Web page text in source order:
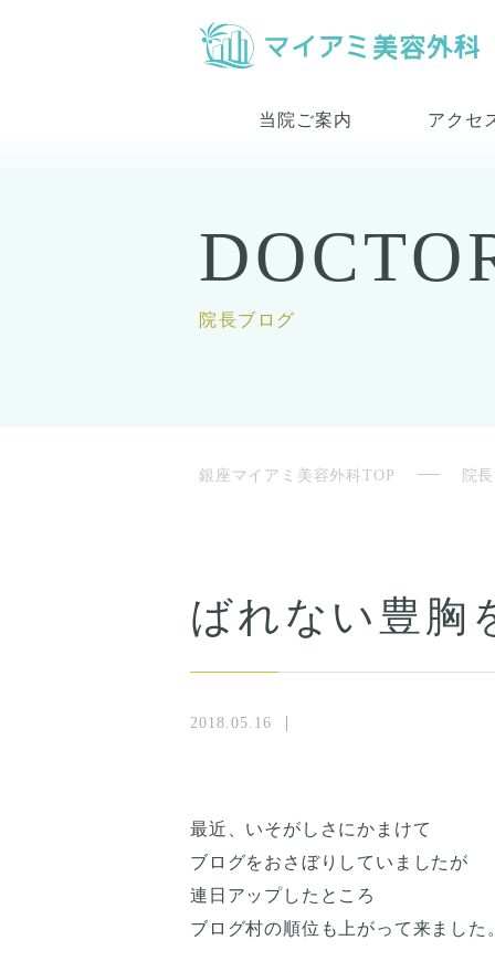
当院ご案内 アクセ
院長ブログ
銀座マイアミ美容外科TOP 院
ばれない豊胸
2018.05.16
最近、いそがしさにかまけて
ブログをおさぼりしていましたが
連日アップしたところ
ブログ村の順位も上がって来ました